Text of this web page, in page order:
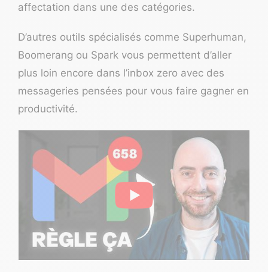
affectation dans une des catégories.
D’autres outils spécialisés comme Superhuman,
Boomerang ou Spark vous permettent d’aller
plus loin encore dans l’inbox zero avec des
messageries pensées pour vous faire gagner en
productivité.